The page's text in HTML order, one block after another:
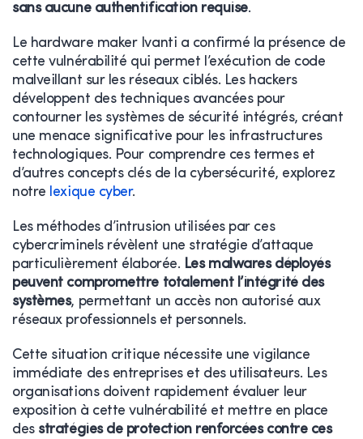
sans aucune authentification requise.
Le hardware maker Ivanti a confirmé la présence de
cette vulnérabilité qui permet l’exécution de code
malveillant sur les réseaux ciblés. Les hackers
développent des techniques avancées pour
contourner les systèmes de sécurité intégrés, créant
une menace significative pour les infrastructures
technologiques. Pour comprendre ces termes et
d’autres concepts clés de la cybersécurité, explorez
notre lexique cyber.
Les méthodes d’intrusion utilisées par ces
cybercriminels révèlent une stratégie d’attaque
particulièrement élaborée. Les malwares déployés
peuvent compromettre totalement l’intégrité des
systèmes, permettant un accès non autorisé aux
réseaux professionnels et personnels.
Cette situation critique nécessite une vigilance
immédiate des entreprises et des utilisateurs. Les
organisations doivent rapidement évaluer leur
exposition à cette vulnérabilité et mettre en place
des stratégies de protection renforcées contre ces